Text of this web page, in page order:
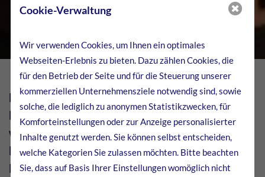
Magnesium ist einer der wichtigsten
Bestandteile von Aluminiumlegierungen. 2001
wurde die letzte Magnesiumproduktion in
Europa aufgegeben. Seither werden rund 95
Prozent des europäischen Bedarfs aus China
Cookie-Verwaltung
Wir verwenden Cookies, um Ihnen ein optimales
Webseiten-Erlebnis zu bieten. Dazu zählen Cookies, die
für den Betrieb der Seite und für die Steuerung unserer
kommerziellen Unternehmensziele notwendig sind, sowie
solche, die lediglich zu anonymen Statistikzwecken, für
Komforteinstellungen oder zur Anzeige personalisierter
Inhalte genutzt werden. Sie können selbst entscheiden,
welche Kategorien Sie zulassen möchten. Bitte beachten
Sie, dass auf Basis Ihrer Einstellungen womöglich nicht